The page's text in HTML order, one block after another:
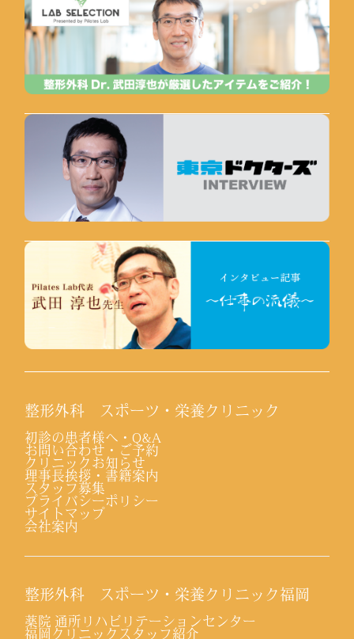
整形外科 スポーツ・栄養クリニック
初診の患者様へ・Q&A
お問い合わせ・ご予約
クリニックお知らせ
理事長挨拶・書籍案内
スタッフ募集
プライバシーポリシー
サイトマップ
会社案内
整形外科 スポーツ・栄養クリニック福岡
薬院 通所リハビリテーションセンター
福岡クリニックスタッフ紹介